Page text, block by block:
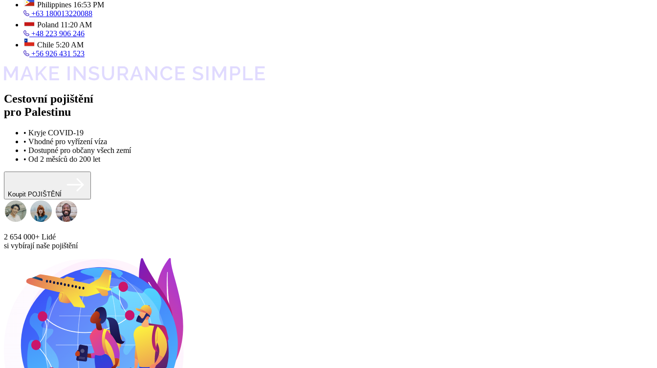
Philippines 16:53 PM
+63 180013220088
Poland 11:20 AM
+48 223 906 246
Chile 5:20 AM
+56 926 431 523
Cestovní pojištění
pro Palestinu
• Kryje COVID-19
• Vhodné pro vyřízení víza
• Dostupné pro občany všech zemí
• Od 2 měsíců do 200 let
Koupit POJIŠTĚNÍ
2 654 000+ Lidé
si vybírají naše pojištění